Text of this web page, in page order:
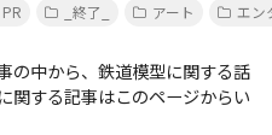
_終了_ アート エン
の中から、鉄道模型に関する話
関する記事はこのページからい